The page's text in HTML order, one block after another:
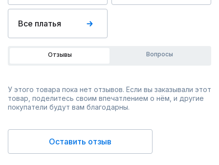
Все платья
Отзывы Вопросы
У этого товара пока нет отзывов. Если вы заказывали этот
товар, поделитесь своим впечатлением о нём, и другие
покупатели будут вам благодарны.
Оставить отзыв